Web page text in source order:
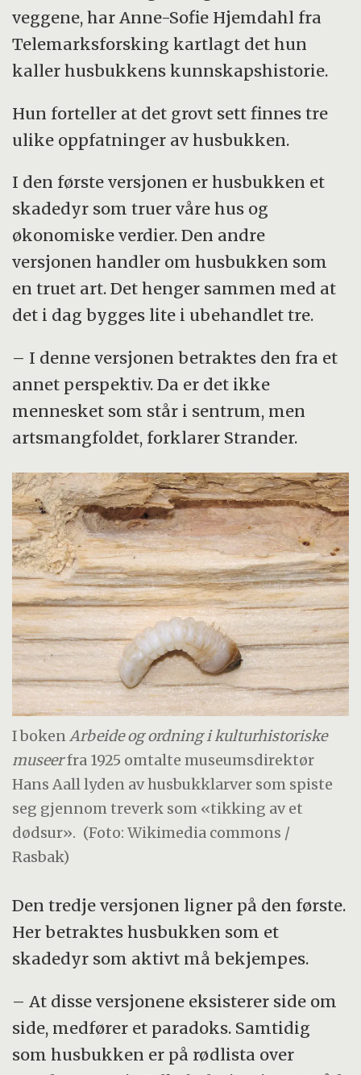
veggene, har Anne-Sofie Hjemdahl fra
Telemarksforsking kartlagt det hun
kaller husbukkens kunnskapshistorie.
Hun forteller at det grovt sett finnes tre
ulike oppfatninger av husbukken.
I den første versjonen er husbukken et
skadedyr som truer våre hus og
økonomiske verdier. Den andre
versjonen handler om husbukken som
en truet art. Det henger sammen med at
det i dag bygges lite i ubehandlet tre.
– I denne versjonen betraktes den fra et
annet perspektiv. Da er det ikke
mennesket som står i sentrum, men
artsmangfoldet, forklarer Strander.
I boken Arbeide og ordning i kulturhistoriske
museerfra 1925 omtalte museumsdirektør
Hans Aall lyden av husbukklarver som spiste
seg gjennom treverk som «tikking av et
dødsur». (Foto: Wikimedia commons /
Rasbak)
Den tredje versjonen ligner på den første.
Her betraktes husbukken som et
skadedyr som aktivt må bekjempes.
– At disse versjonene eksisterer side om
side, medfører et paradoks. Samtidig
som husbukken er på rødlista over